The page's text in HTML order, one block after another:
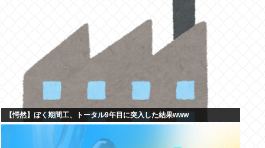
【愕然】ぼく期間工、トータル9年目に突入した結果www